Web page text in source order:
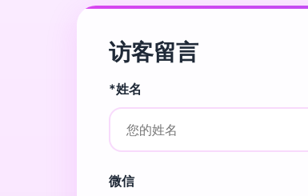
访客留言
*姓名
微信